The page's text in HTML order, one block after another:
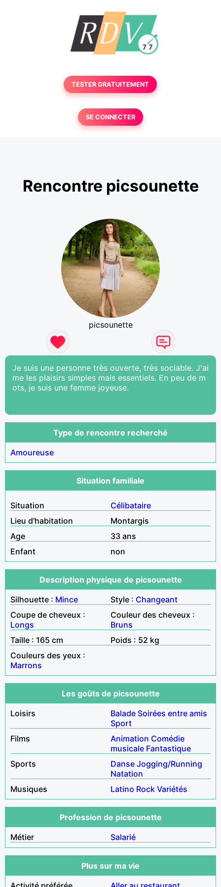
TESTER GRATUITEMENT
SE CONNECTER
Rencontre picsounette
picsounette
Je suis une personne très ouverte, très sociable. J'ai
me les plaisirs simples mais essentiels. En peu de m
ots, je suis une femme joyeuse.
Type de rencontre recherché
Amoureuse
Situation familiale
Situation
Célibataire
Lieu d'habitation
Montargis
Age
33 ans
Enfant
non
Description physique de picsounette
Silhouette : Mince Style : Changeant
Coupe de cheveux :
Longs
Couleur des cheveux :
Bruns
Taille : 165 cm
Poids : 52 kg
Couleurs des yeux :
Marrons
Les goûts de picsounette
Loisirs
Balade Soirées entre amis
Sport
Films
Animation Comédie
musicale Fantastique
Sports
Danse Jogging/Running
Natation
Musiques
Latino Rock Variétés
Profession de picsounette
Métier
Salarié
Plus sur ma vie